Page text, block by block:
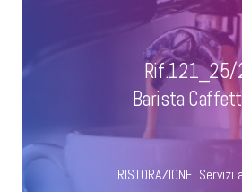
Barista
RISTORAZIONE, Servizi